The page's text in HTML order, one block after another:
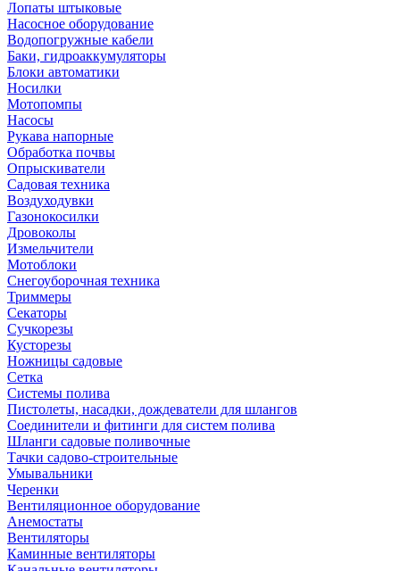
Лопаты штыковые
Насосное оборудование
Водопогружные кабели
Баки, гидроаккумуляторы
Блоки автоматики
Носилки
Мотопомпы
Насосы
Рукава напорные
Обработка почвы
Опрыскиватели
Садовая техника
Воздуходувки
Газонокосилки
Дровоколы
Измельчители
Мотоблоки
Снегоуборочная техника
Триммеры
Секаторы
Сучкорезы
Кусторезы
Ножницы садовые
Сетка
Системы полива
Пистолеты, насадки, дождеватели для шлангов
Соединители и фитинги для систем полива
Шланги садовые поливочные
Тачки садово-строительные
Умывальники
Черенки
Вентиляционное оборудование
Анемостаты
Вентиляторы
Каминные вентиляторы